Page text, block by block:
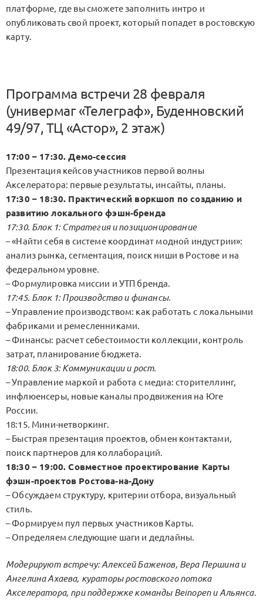
платформе, где вы сможете заполнить интро и
опубликовать свой проект, который попадет в ростовскую
карту.
Программа встречи 28 февраля
(универмаг «Телеграф», Буденновский
49/97, ТЦ «Астор», 2 этаж)
17:00 – 17:30. Демо-сессия
Презентация кейсов участников первой волны
Акселератора: первые результаты, инсайты, планы.
17:30 – 18:30. Практический воркшоп по созданию и
развитию локального фэшн-бренда
17:30. Блок 1: Стратегия и позиционирование
– «Найти себя в системе координат модной индустрии»:
анализ рынка, сегментация, поиск ниши в Ростове и на
федеральном уровне.
– Формулировка миссии и УТП бренда.
17:45. Блок 1: Производство и финансы.
– Управление производством: как работать с локальными
фабриками и ремесленниками.
– Финансы: расчет себестоимости коллекции, контроль
затрат, планирование бюджета.
18:00. Блок 3: Коммуникации и рост.
– Управление маркой и работа с медиа: сторителлинг,
инфлюенсеры, новые каналы продвижения на Юге
России.
18:15. Мини-нетворкинг.
– Быстрая презентация проектов, обмен контактами,
поиск партнеров для коллабораций.
18:30 – 19:00. Совместное проектирование Карты
фэшн-проектов Ростова-на-Дону
– Обсуждаем структуру, критерии отбора, визуальный
стиль.
– Формируем пул первых участников Карты.
– Определяем следующие шаги и дедлайны.
Модерируют встречу: Алексей Баженов, Вера Першина и
Ангелина Ахаева, кураторы ростовского потока
Акселератора, при поддержке команды Beinopen и Альянса.